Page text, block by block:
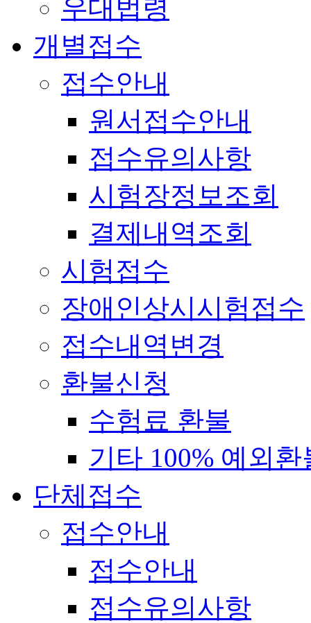
우대법령
개별접수
접수안내
원서접수안내
접수유의사항
시험장정보조회
결제내역조회
시험접수
장애인상시시험접수
접수내역변경
환불신청
수험료 환불
기타 100% 예외환
단체접수
접수안내
접수안내
접수유의사항